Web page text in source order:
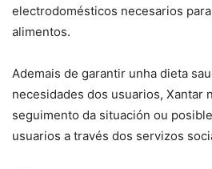
electrodomésticos necesarios
alimentos.
Ademais de garantir unha dieta
necesidades dos usuarios, Xantar
seguimento da situación ou
usuarios a través dos servizos